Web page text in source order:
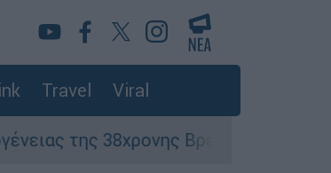
Travel Viral
Βρετανίδας που